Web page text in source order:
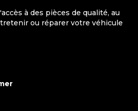
à des pièces de qualité, au
ou réparer votre véhicule